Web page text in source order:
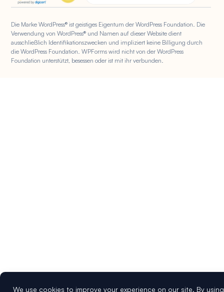
Die Marke WordPress® ist geistiges Eigentum der WordPress Foundation. Die
Verwendung von WordPress® und Namen auf dieser Website dient
ausschließlich Identifikationszwecken und impliziert keine Billigung durch
die WordPress Foundation. WPForms wird nicht von der WordPress
Foundation unterstützt, besessen oder ist mit ihr verbunden.